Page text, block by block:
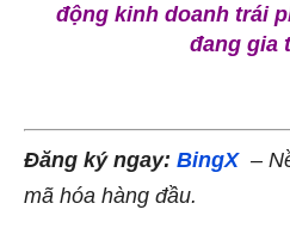
động kinh doanh trái
đang gia
Đăng ký ngay: BingX–
mã hóa hàng đầu.